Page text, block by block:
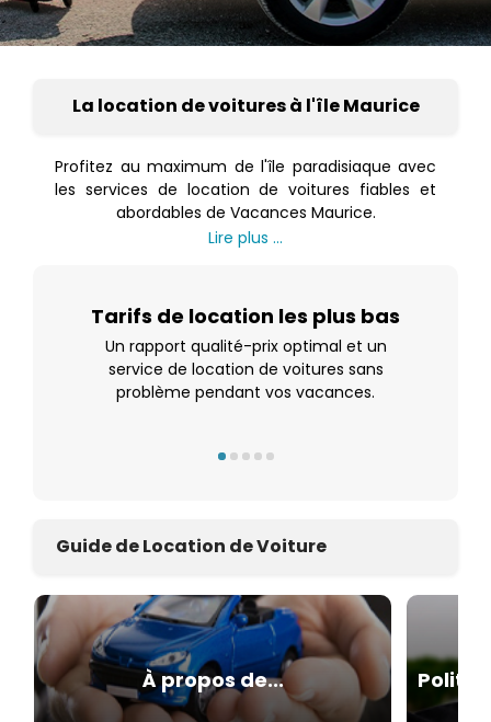
La location de voitures à l'île Maurice
Profitez au maximum de l'île paradisiaque avec
les services de location de voitures fiables et
abordables de Vacances Maurice.
Lire plus ...
Tarifs de location les plus bas
Un rapport qualité-prix optimal et un
service de location de voitures sans
problème pendant vos vacances.
Guide de Location de Voiture
À propos de...